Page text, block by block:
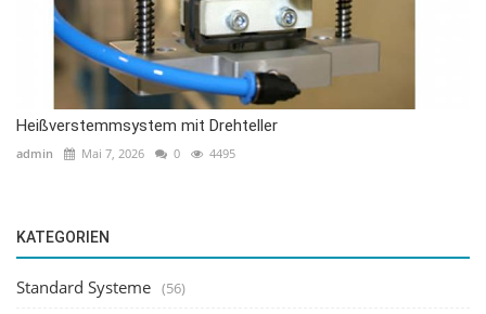
Heißverstemmsystem mit Drehteller
admin Mai 7, 2026 0 4495
KATEGORIEN
Standard Systeme (56)